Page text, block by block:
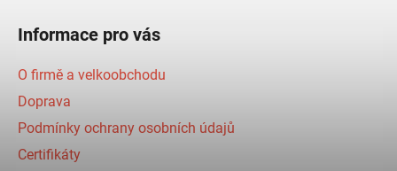
Informace pro vás
O firmě a velkoobchodu
Doprava
Podmínky ochrany osobních údajů
Certifikáty